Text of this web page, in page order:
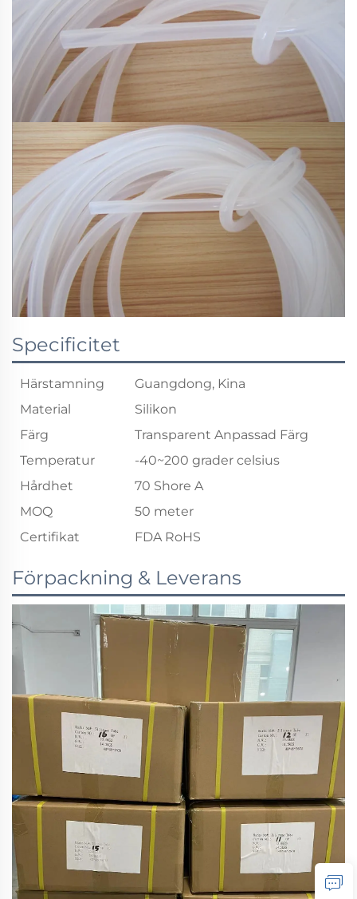
Specificitet
Härstamning
Guangdong, Kina
Material
Silikon
Färg
Transparent Anpassad Färg
Temperatur
-40~200 grader celsius
Hårdhet
70 Shore A
MOQ
50 meter
Certifikat
FDA RoHS
Förpackning & Leverans